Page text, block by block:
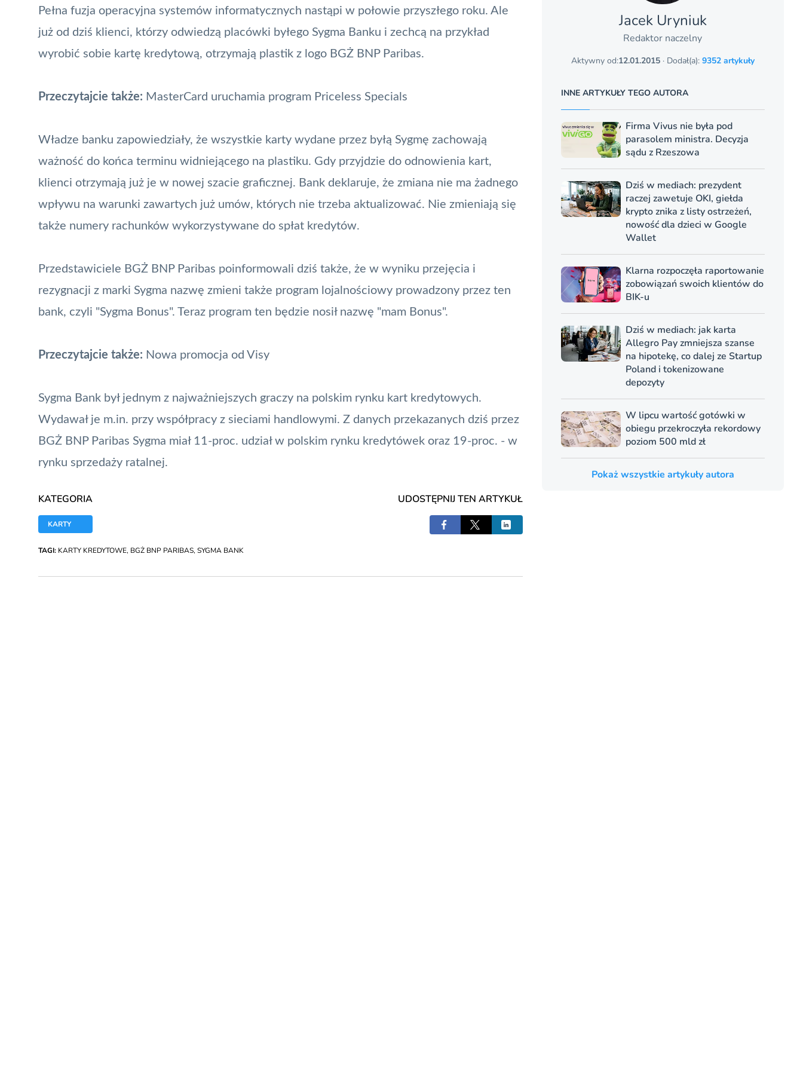
Pełna fuzja operacyjna systemów informatycznych nastąpi w połowie przyszłego roku. Ale
już od dziś klienci, którzy odwiedzą placówki byłego Sygma Banku i zechcą na przykład
wyrobić sobie kartę kredytową, otrzymają plastik z logo BGŻ BNP Paribas.
Przeczytajcie także: MasterCard uruchamia program Priceless Specials
Władze banku zapowiedziały, że wszystkie karty wydane przez byłą Sygmę zachowają
ważność do końca terminu widniejącego na plastiku. Gdy przyjdzie do odnowienia kart,
klienci otrzymają już je w nowej szacie graficznej. Bank deklaruje, że zmiana nie ma żadnego
wpływu na warunki zawartych już umów, których nie trzeba aktualizować. Nie zmieniają się
także numery rachunków wykorzystywane do spłat kredytów.
Przedstawiciele BGŻ BNP Paribas poinformowali dziś także, że w wyniku przejęcia i
rezygnacji z marki Sygma nazwę zmieni także program lojalnościowy prowadzony przez ten
bank, czyli "Sygma Bonus". Teraz program ten będzie nosił nazwę "mam Bonus".
Przeczytajcie także: Nowa promocja od Visy
Sygma Bank był jednym z najważniejszych graczy na polskim rynku kart kredytowych.
Wydawał je m.in. przy współpracy z sieciami handlowymi. Z danych przekazanych dziś przez
BGŻ BNP Paribas Sygma miał 11-proc. udział w polskim rynku kredytówek oraz 19-proc. - w
rynku sprzedaży ratalnej.
KATEGORIA
KARTY
UDOSTĘPNIJ TEN ARTYKUŁ
TAGI: KARTY KREDYTOWE, BGŻ BNP PARIBAS, SYGMA BANK
Jacek Uryniuk
Redaktor naczelny
Aktywny od:12.01.2015· Dodał(a): 9352 artykuły
INNE ARTYKUŁY TEGO AUTORA
Firma Vivus nie była pod
parasolem ministra. Decyzja
sądu z Rzeszowa
Dziś w mediach: prezydent
raczej zawetuje OKI, giełda
krypto znika z listy ostrzeżeń,
nowość dla dzieci w Google
Wallet
Klarna rozpoczęła raportowanie
zobowiązań swoich klientów do
BIK-u
Dziś w mediach: jak karta
Allegro Pay zmniejsza szanse
na hipotekę, co dalej ze Startup
Poland i tokenizowane
depozyty
W lipcu wartość gotówki w
obiegu przekroczyła rekordowy
poziom 500 mld zł
Pokaż wszystkie artykuły autora